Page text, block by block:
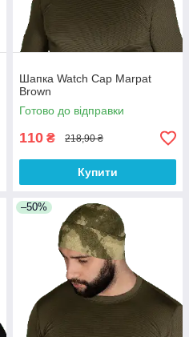
Шапка Watch Cap Marpat
Brown
Готово до відправки
110 ₴ 218,90 ₴
Купити
–50%